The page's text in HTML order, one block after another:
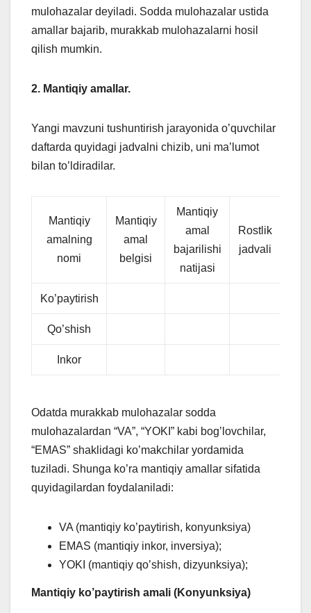
mulohazalar deyiladi. Sodda mulohazalar ustida
amallar bajarib, murakkab mulohazalarni hosil
qilish mumkin.
2. Mantiqiy amallar.
Yangi mavzuni tushuntirish jarayonida o’quvchilar
daftarda quyidagi jadvalni chizib, uni ma’lumot
bilan to’ldiradilar.
Mantiqiy
amalning
nomi
Mantiqiy
amal
belgisi
Mantiqiy
amal
bajarilishi
natijasi
Rostlik
jadvali
Ko’paytirish
Qo’shish
Inkor
Odatda murakkab mulohazalar sodda
mulohazalardan “VA”, “YOKI” kabi bog’lovchilar,
“EMAS” shaklidagi ko’makchilar yordamida
tuziladi. Shunga ko’ra mantiqiy amallar sifatida
quyidagilardan foydalaniladi:
VA (mantiqiy ko’paytirish, konyunksiya)
EMAS (mantiqiy inkor, inversiya);
YOKI (mantiqiy qo’shish, dizyunksiya);
Mantiqiy ko’paytirish amali (Konyunksiya)